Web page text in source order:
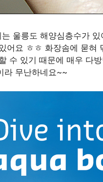
울릉도 해양심층수가
어요 ㅎㅎ 화장솜에 묻혀
수 있기 때문에 매우 다
라 무난하네요~~